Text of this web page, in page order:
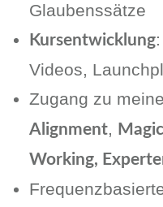
Glaubenssätze
Kursentwicklung
Videos,
Zugang zu
Alignment,
Working,